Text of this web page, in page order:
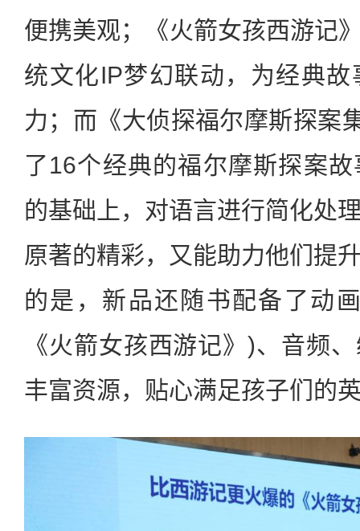
便携美观；《火箭女孩西游记
统文化IP梦幻联动，为经典
力；而《大侦探福尔摩斯探案
了16个经典的福尔摩斯探案
的基础上，对语言进行简化处
原著的精彩，又能助力他们提
的是，新品还随书配备了动
《火箭女孩西游记》)、音频
丰富资源，贴心满足孩子们的